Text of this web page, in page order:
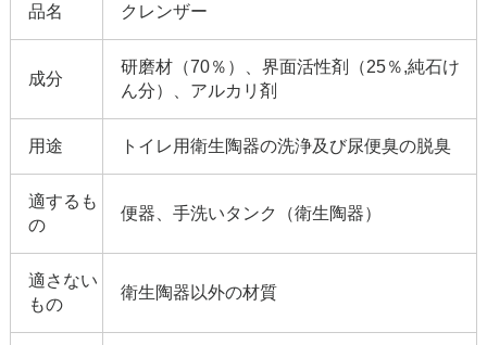
品名 クレンザー
成分
研磨材（70％）、界面活性剤（25％,純石け
ん分）、アルカリ剤
用途 トイレ用衛生陶器の洗浄及び尿便臭の脱臭
適するも
の
便器、手洗いタンク（衛生陶器）
適さない
もの
衛生陶器以外の材質